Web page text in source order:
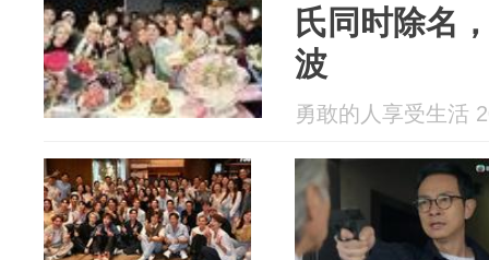
氏同时除名
波
勇敢的人享受生活